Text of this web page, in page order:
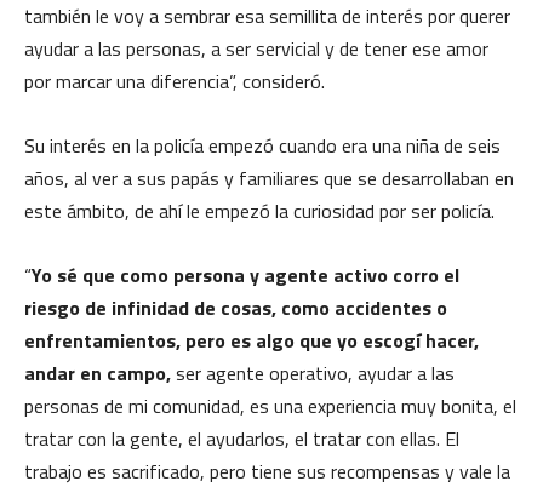
también le voy a sembrar esa semillita de interés por querer
ayudar a las personas, a ser servicial y de tener ese amor
por marcar una diferencia”, consideró.
Su interés en la policía empezó cuando era una niña de seis
años, al ver a sus papás y familiares que se desarrollaban en
este ámbito, de ahí le empezó la curiosidad por ser policía.
“Yo sé que como persona y agente activo corro el
riesgo de infinidad de cosas, como accidentes o
enfrentamientos, pero es algo que yo escogí hacer,
andar en campo,ser agente operativo, ayudar a las
personas de mi comunidad, es una experiencia muy bonita, el
tratar con la gente, el ayudarlos, el tratar con ellas. El
trabajo es sacrificado, pero tiene sus recompensas y vale la